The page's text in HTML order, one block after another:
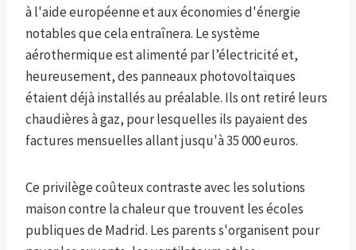
à l'aide européenne et aux économies d'énergie
notables que cela entraînera. Le système
aérothermique est alimenté par l’électricité et,
heureusement, des panneaux photovoltaïques
étaient déjà installés au préalable. Ils ont retiré leurs
chaudières à gaz, pour lesquelles ils payaient des
factures mensuelles allant jusqu'à 35 000 euros.
Ce privilège coûteux contraste avec les solutions
maison contre la chaleur que trouvent les écoles
publiques de Madrid. Les parents s'organisent pour